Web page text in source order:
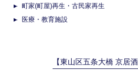
町家(町屋)再生・古民家再生
医療・教育施設
【東山区五条大橋 京居酒